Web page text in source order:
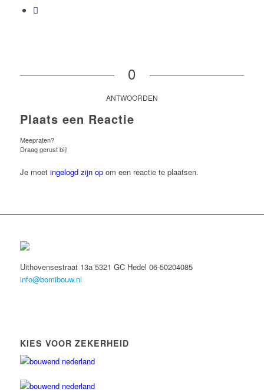
0
ANTWOORDEN
Plaats een Reactie
Meepraten?
Draag gerust bij!
Je moet ingelogd zijn opom een reactie te plaatsen.
Uithovensestraat 13a 5321 GC Hedel 06-50204085
info@bomibouw.nl
KIES VOOR ZEKERHEID